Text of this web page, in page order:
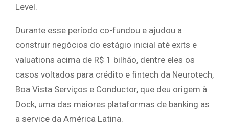
Level.
Durante esse período co-fundou e ajudou a
construir negócios do estágio inicial até exits e
valuations acima de R$ 1 bilhão, dentre eles os
casos voltados para crédito e fintech da Neurotech,
Boa Vista Serviços e Conductor, que deu origem à
Dock, uma das maiores plataformas de banking as
a service da América Latina.